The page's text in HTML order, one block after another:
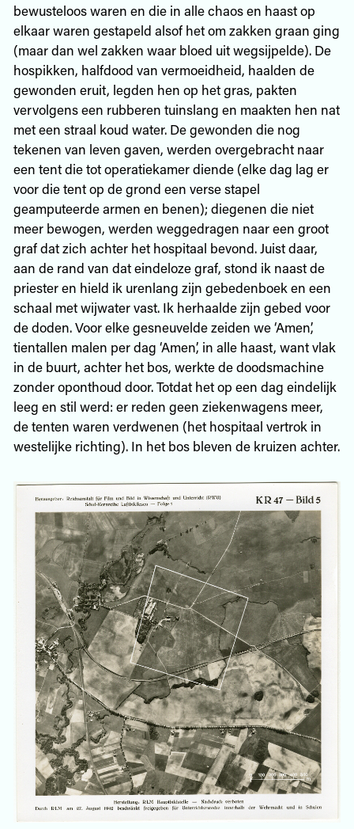
bewusteloos waren en die in alle chaos en haast op
elkaar waren gestapeld alsof het om zakken graan ging
(maar dan wel zakken waar bloed uit wegsijpelde). De
hospikken, halfdood van vermoeidheid, haalden de
gewonden eruit, legden hen op het gras, pakten
vervolgens een rubberen tuinslang en maakten hen nat
met een straal koud water. De gewonden die nog
tekenen van leven gaven, werden overgebracht naar
een tent die tot operatiekamer diende (elke dag lag er
voor die tent op de grond een verse stapel
geamputeerde armen en benen); diegenen die niet
meer bewogen, werden weggedragen naar een groot
graf dat zich achter het hospitaal bevond. Juist daar,
aan de rand van dat eindeloze graf, stond ik naast de
priester en hield ik urenlang zijn gebedenboek en een
schaal met wijwater vast. Ik herhaalde zijn gebed voor
de doden. Voor elke gesneuvelde zeiden we ‘Amen’,
tientallen malen per dag ‘Amen’, in alle haast, want vlak
in de buurt, achter het bos, werkte de doodsmachine
zonder oponthoud door. Totdat het op een dag eindelijk
leeg en stil werd: er reden geen ziekenwagens meer,
de tenten waren verdwenen (het hospitaal vertrok in
westelijke richting). In het bos bleven de kruizen achter.